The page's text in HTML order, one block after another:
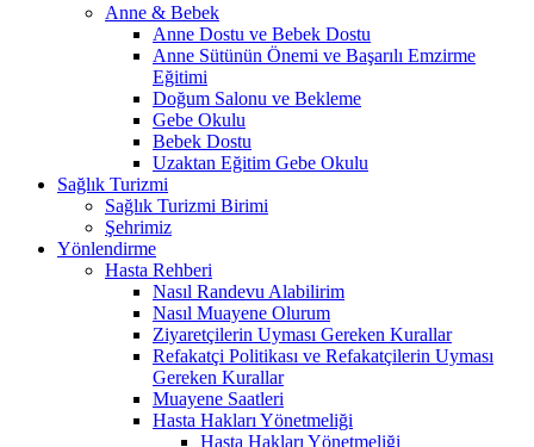
Anne & Bebek
Anne Dostu ve Bebek Dostu
Anne Sütünün Önemi ve Başarılı Emzirme
Eğitimi
Doğum Salonu ve Bekleme
Gebe Okulu
Bebek Dostu
Uzaktan Eğitim Gebe Okulu
Sağlık Turizmi
Sağlık Turizmi Birimi
Şehrimiz
Yönlendirme
Hasta Rehberi
Nasıl Randevu Alabilirim
Nasıl Muayene Olurum
Ziyaretçilerin Uyması Gereken Kurallar
Refakatçi Politikası ve Refakatçilerin Uyması
Gereken Kurallar
Muayene Saatleri
Hasta Hakları Yönetmeliği
Hasta Hakları Yönetmeliği